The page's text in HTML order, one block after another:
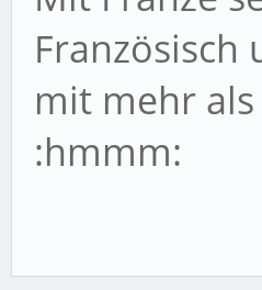
mit mehr
:hmmm: